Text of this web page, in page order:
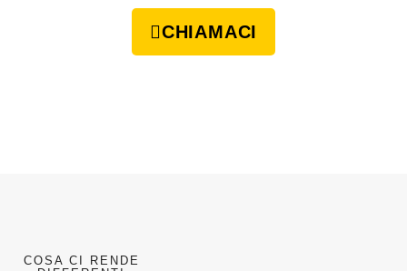
CHIAMACI
COSA CI RENDE